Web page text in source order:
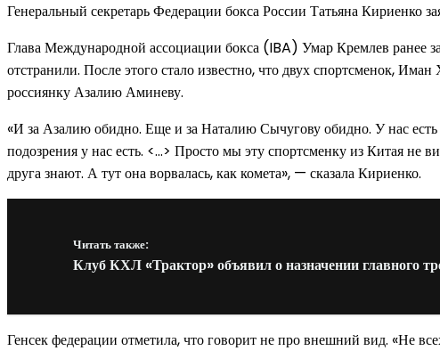
Генеральный секретарь Федерации бокса России Татьяна
Глава Международной ассоциации бокса (IBA) Умар Кремлев ранее
отстранили. После этого стало известно, что двух спортсменок,
россиянку Азалию Аминеву.
«И за Азалию обидно. Еще и за Наталию Сычугову обидно. У нас
подозрения у нас есть. <…> Просто мы эту спортсменку из Китая
друга знают. А тут она ворвалась, как комета», — сказала Кириенко.
Читать также:
Клуб КХЛ «Трактор» объявил о назначении главного
Генсек федерации отметила, что говорит не про внешний вид. «Не